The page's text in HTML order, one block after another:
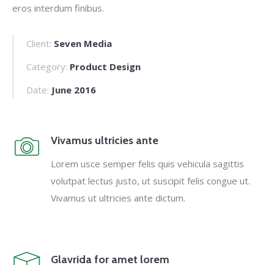
eros interdum finibus.
Client: Seven Media
Category: Product Design
Date: June 2016
Vivamus ultricies ante
Lorem usce semper felis quis vehicula sagittis
volutpat lectus justo, ut suscipit felis congue ut.
Vivamus ut ultricies ante dictum.
Glavrida for amet lorem